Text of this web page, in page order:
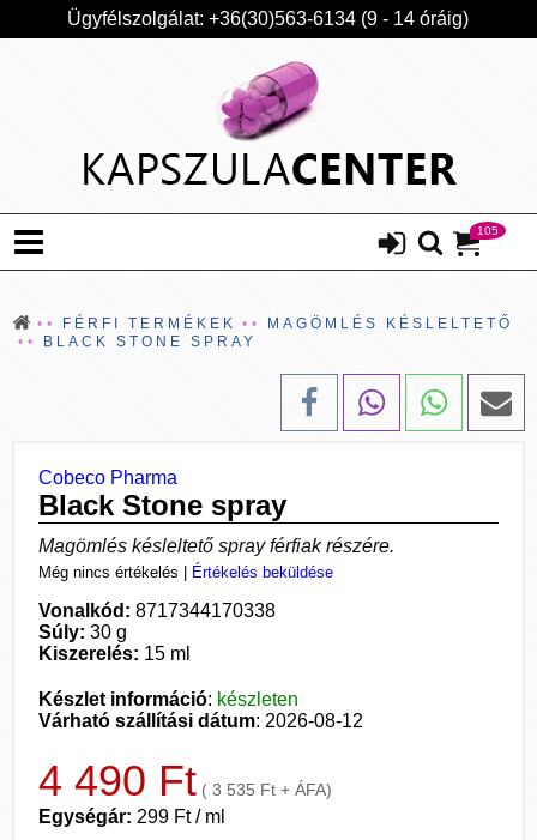
Ügyfélszolgálat: +36(30)563-6134 (9 - 14 óráig)
105
FÉRFI TERMÉKEK
MAGÖMLÉS KÉSLELTETŐ
BLACK STONE SPRAY
Cobeco Pharma
Black Stone spray
Magömlés késleltető spray férfiak részére.
Még nincs értékelés Értékelés beküldése
Vonalkód: 8717344170338
Súly: 30 g
Kiszerelés: 15 ml
Készlet információ: készleten
Várható szállítási dátum: 2026-08-12
4 490 Ft ( 3 535 Ft + ÁFA)
Egységár: 299 Ft / ml